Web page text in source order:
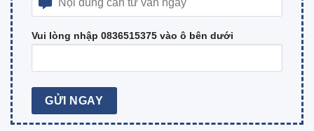
Vui lòng nhập 0836515375 vào ô bên dưới